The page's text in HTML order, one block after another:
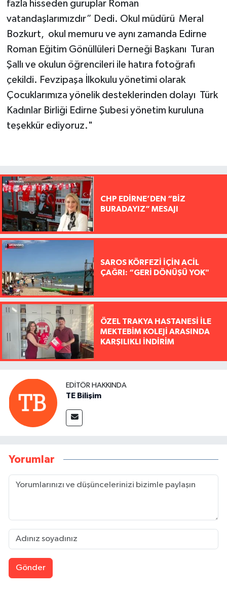
fazla hisseden guruplar Roman
vatandaşlarımızdır” Dedi. Okul müdürü Meral
Bozkurt, okul memuru ve aynı zamanda Edirne
Roman Eğitim Gönüllüleri Derneği Başkanı Turan
Şallı ve okulun öğrencileri ile hatıra fotoğrafı
çekildi. Fevzipaşa İlkokulu yönetimi olarak
Çocuklarımıza yönelik desteklerinden dolayı Türk
Kadınlar Birliği Edirne Şubesi yönetim kuruluna
teşekkür ediyoruz."
CHP EDİRNE’DEN “BİZ
BURADAYIZ” MESAJI
SAROS KÖRFEZİ İÇİN ACİL
ÇAĞRI: “GERİ DÖNÜŞÜ YOK"
ÖZEL TRAKYA HASTANESİ İLE
MEKTEBİM KOLEJİ ARASINDA
KARŞILIKLI İNDİRİM
EDITÖR HAKKINDA
TE Bilişim
Yorumlar
Gönder